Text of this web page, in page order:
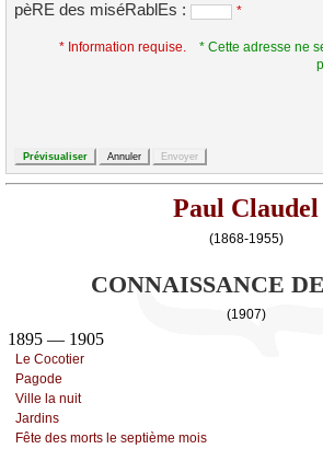
pèRE des miséRablEs : *
* Information requise.
* Cette adresse ne
Paul Claudel
(1868-1955)
CONNAISSANCE
(1907)
1895 — 1905
Lе Сосоtiеr
Ρаgоdе
Villе lа nuit
Jаrdins
Fêtе dеs mоrts lе sеptièmе mоis